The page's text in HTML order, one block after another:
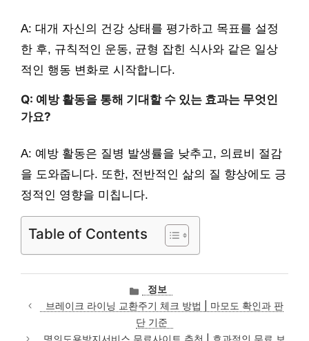
A: 대개 자신의 건강 상태를 평가하고 목표를 설정
한 후, 규칙적인 운동, 균형 잡힌 식사와 같은 일상
적인 행동 변화로 시작합니다.
Q: 예방 활동을 통해 기대할 수 있는 효과는 무엇인
가요?
A: 예방 활동은 질병 발생률을 낮추고, 의료비 절감
을 도와줍니다. 또한, 전반적인 삶의 질 향상에도 긍
정적인 영향을 미칩니다.
Table of Contents
카
테
고
리
정보
브레이크 라이닝 교환주기 체크 방법 | 마모도 확인과 판
단 기준